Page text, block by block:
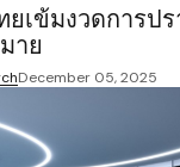
ยเข้มงวดการป
าย
December 05, 2025